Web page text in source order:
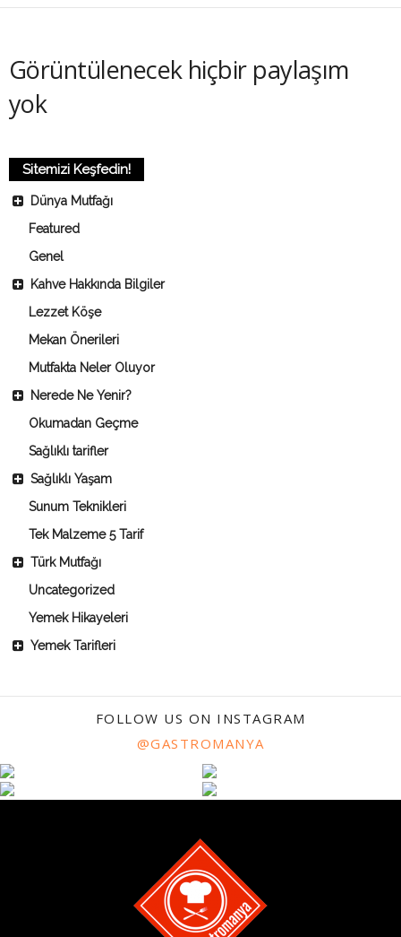
Görüntülenecek hiçbir paylaşım
yok
Sitemizi Keşfedin!
Dünya Mutfağı
Featured
Genel
Kahve Hakkında Bilgiler
Lezzet Köşe
Mekan Önerileri
Mutfakta Neler Oluyor
Nerede Ne Yenir?
Okumadan Geçme
Sağlıklı tarifler
Sağlıklı Yaşam
Sunum Teknikleri
Tek Malzeme 5 Tarif
Türk Mutfağı
Uncategorized
Yemek Hikayeleri
Yemek Tarifleri
FOLLOW US ON INSTAGRAM
@GASTROMANYA